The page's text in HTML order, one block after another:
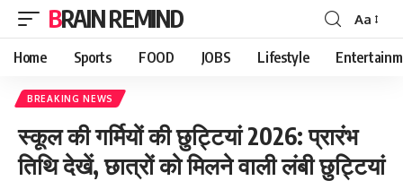
BRAIN REMIND
Font
Resizer
Aa
Home Sports FOOD JOBS Lifestyle
BREAKING NEWS
स्कूल की गर्मियों की छुट्टियां 2026: प्रारंभ
तिथि देखें, छात्रों को मिलने वाली लंबी छुट्टियां